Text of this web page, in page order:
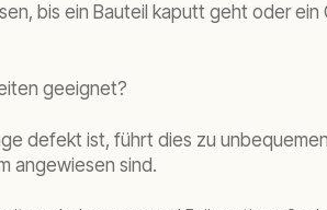
bis ein Bauteil kaputt geht oder
geeignet?
defekt ist, führt dies zu
angewiesen sind.